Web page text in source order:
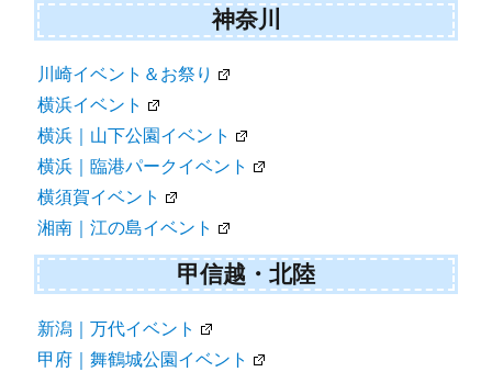
神奈川
川崎イベント＆お祭り
横浜イベント
横浜｜山下公園イベント
横浜｜臨港パークイベント
横須賀イベント
湘南｜江の島イベント
甲信越・北陸
新潟｜万代イベント
甲府｜舞鶴城公園イベント